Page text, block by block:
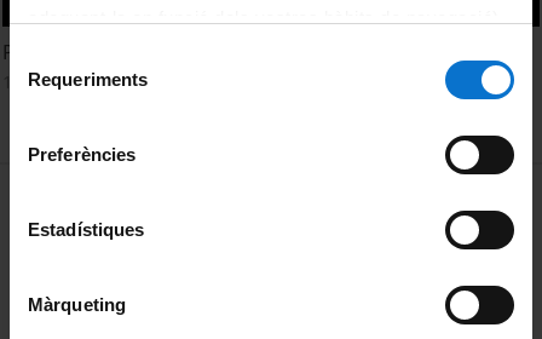
consultar laPolítica de galetes del lloc web de la
Selecció
Requeriments
Preferències
Estadístiques
Màrqueting
Protecció radiològica en l'àmbit universitari
18 Enero, 2001
Política de Cookies
Privacidad y términos